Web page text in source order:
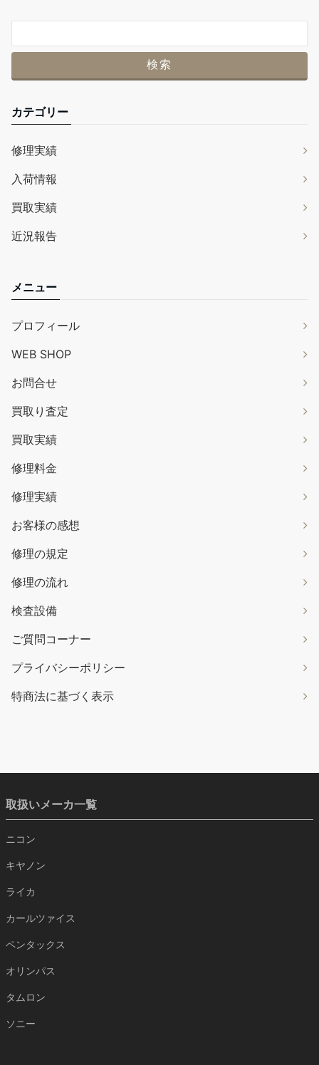
カテゴリー
修理実績
入荷情報
買取実績
近況報告
メニュー
プロフィール
WEB SHOP
お問合せ
買取り査定
買取実績
修理料金
修理実績
お客様の感想
修理の規定
修理の流れ
検査設備
ご質問コーナー
プライバシーポリシー
特商法に基づく表示
取扱いメーカ一覧
ニコン
キヤノン
ライカ
カールツァイス
ペンタックス
オリンパス
タムロン
ソニー